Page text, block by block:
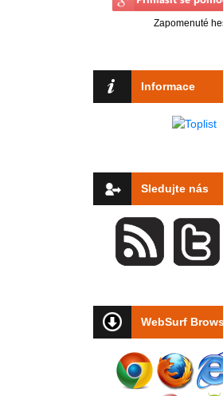
Zapomenuté
Informace
Sledujte nás
WebSurf